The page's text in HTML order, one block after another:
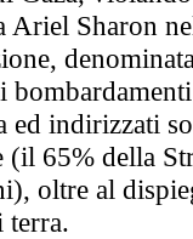
Ariel Sharon
ed indirizzati
(il 65% della
oltre al
terra.